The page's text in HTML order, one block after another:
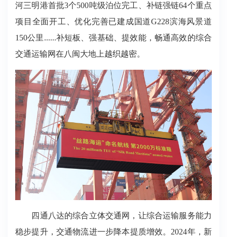
河三明港首批3个500吨级泊位完工、补链强链64个重点
项目全面开工、优化完善已建成国道G228滨海风景道
150公里......补短板、强基础、提效能，畅通高效的综合
交通运输网在八闽大地上越织越密。
四通八达的综合立体交通网，让综合运输服务能力
稳步提升，交通物流进一步降本提质增效。2024年，新